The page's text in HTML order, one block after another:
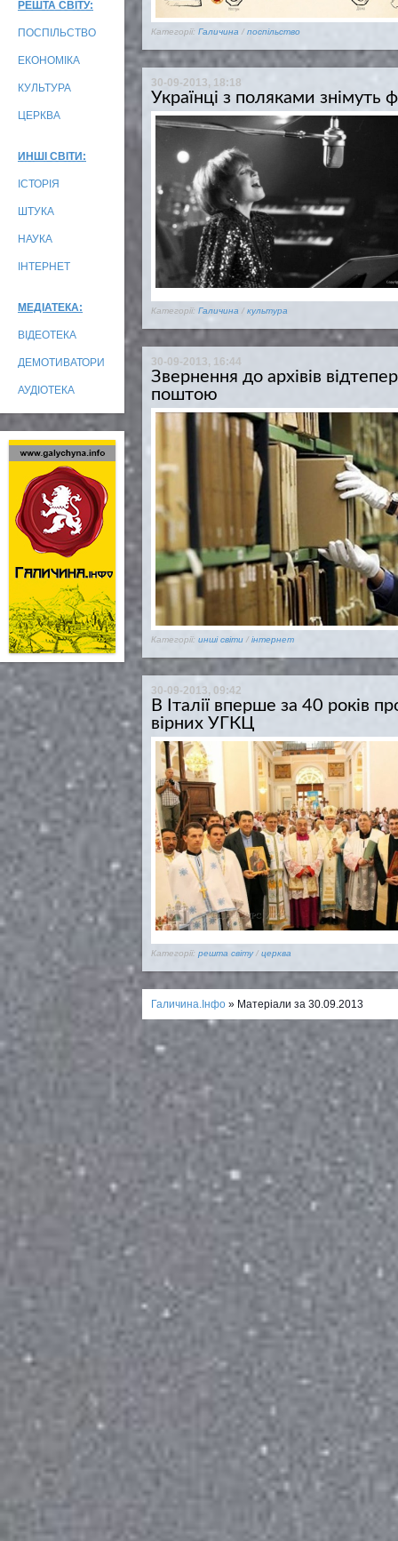
РЕШТА СВІТУ:
ПОСПІЛЬСТВО
ЕКОНОМІКА
КУЛЬТУРА
ЦЕРКВА
ИНШІ СВІТИ:
ІСТОРІЯ
ШТУКА
НАУКА
ІНТЕРНЕТ
МЕДІАТЕКА:
ВІДЕОТЕКА
ДЕМОТИВАТОРИ
АУДІОТЕКА
Категорії: Галичина /поспільство
30-09-2013, 18:18
Українці з поляками знімуть
Категорії: Галичина / культура
30-09-2013, 16:44
Звернення до архівів
поштою
Категорії: инші світи / інтернет
30-09-2013, 09:42
В Італії вперше за 40 років
вірних УГКЦ
Категорії: решта світу/ церква
Галичина.Інфо » Матеріали за 30.09.2013